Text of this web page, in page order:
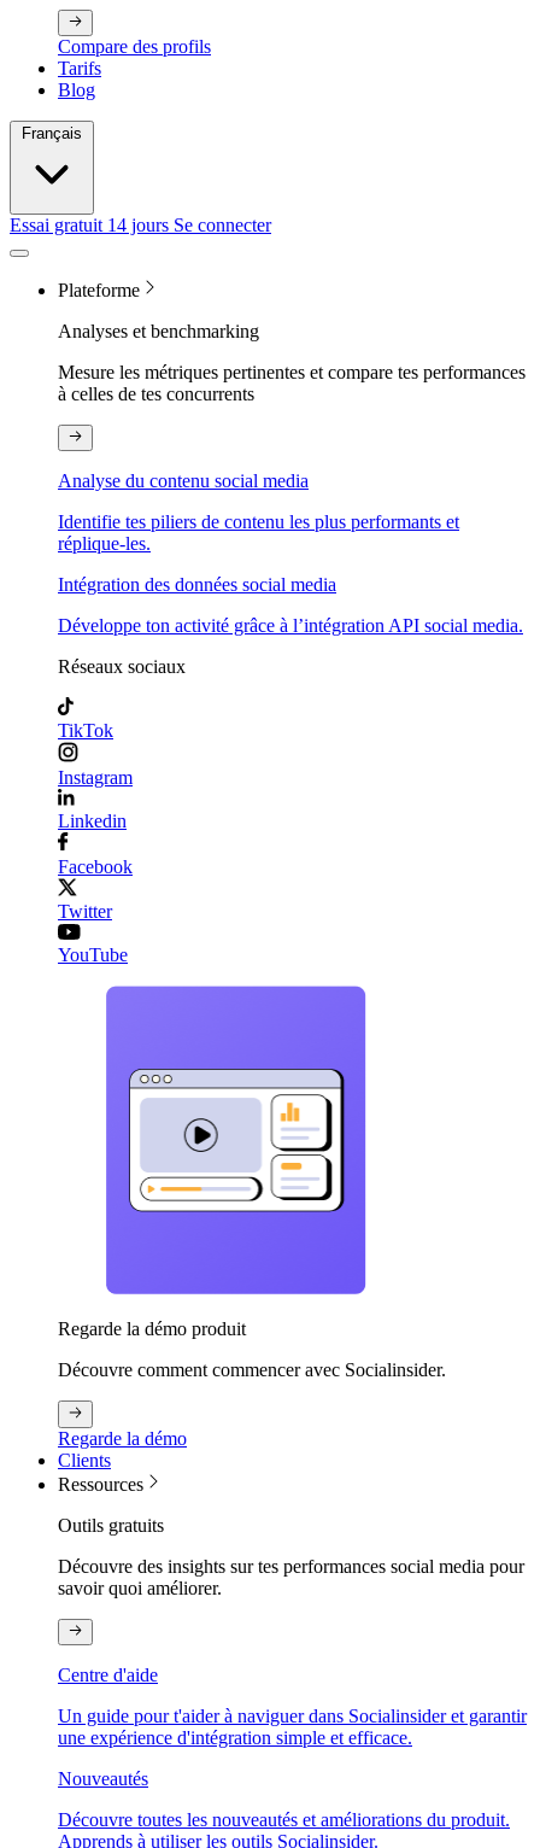
Compare des profils
Tarifs
Blog
Essai gratuit 14 jours Se connecter
Plateforme
Analyses et benchmarking
Mesure les métriques pertinentes et compare tes performances
à celles de tes concurrents
Analyse du contenu social media
Identifie tes piliers de contenu les plus performants et
réplique-les.
Intégration des données social media
Développe ton activité grâce à l’intégration API social media.
Réseaux sociaux
TikTok
Instagram
Linkedin
Facebook
Twitter
YouTube
Regarde la démo produit
Découvre comment commencer avec Socialinsider.
Regarde la démo
Clients
Ressources
Outils gratuits
Découvre des insights sur tes performances social media pour
savoir quoi améliorer.
Centre d'aide
Un guide pour t'aider à naviguer dans Socialinsider et garantir
une expérience d'intégration simple et efficace.
Nouveautés
Découvre toutes les nouveautés et améliorations du produit.
Apprends à utiliser les outils Socialinsider.